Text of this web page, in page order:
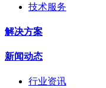
技术服务
解决方案
新闻动态
行业资讯